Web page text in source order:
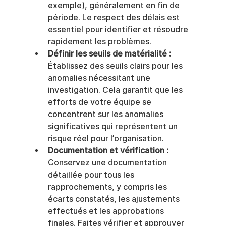
exemple), généralement en fin de
période. Le respect des délais est
essentiel pour identifier et résoudre
rapidement les problèmes.
Définir les seuils de matérialité :
Établissez des seuils clairs pour les
anomalies nécessitant une
investigation. Cela garantit que les
efforts de votre équipe se
concentrent sur les anomalies
significatives qui représentent un
risque réel pour l’organisation.
Documentation et vérification :
Conservez une documentation
détaillée pour tous les
rapprochements, y compris les
écarts constatés, les ajustements
effectués et les approbations
finales. Faites vérifier et approuver